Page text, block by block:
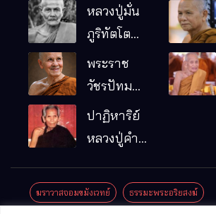
หลวงปู่มั่น
ภูริทัตโต
พระอริยเจ้า
ผู้เป็นบิดา
รมฐาน
พระราช
วัชรปัทม
คุณ (หลวง
ปู่บัวเกตุ
แล้ว วัดป่า
ปาฏิหาริย์
หลวงปู่คำ
มณี
ฆราวาสจอมขมังเวทย์ ธรรมะพระอริยสงฆ์